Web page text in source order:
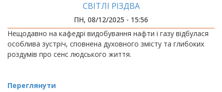
СВІТЛІ РІЗДВА
ПН, 08/12/2025 - 15:56
Нещодавно на кафедрі видобування нафти і газу відбулася
особлива зустріч, сповнена духовного змісту та глибоких
роздумів про сенс людського життя.
Переглянути